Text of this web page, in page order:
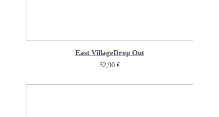
East VillageDrop Out
32,90 €